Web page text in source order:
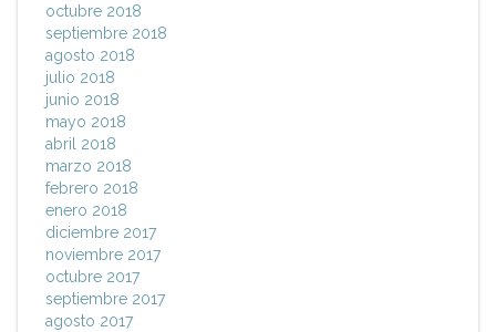
octubre 2018
septiembre 2018
agosto 2018
julio 2018
junio 2018
mayo 2018
abril 2018
marzo 2018
febrero 2018
enero 2018
diciembre 2017
noviembre 2017
octubre 2017
septiembre 2017
agosto 2017